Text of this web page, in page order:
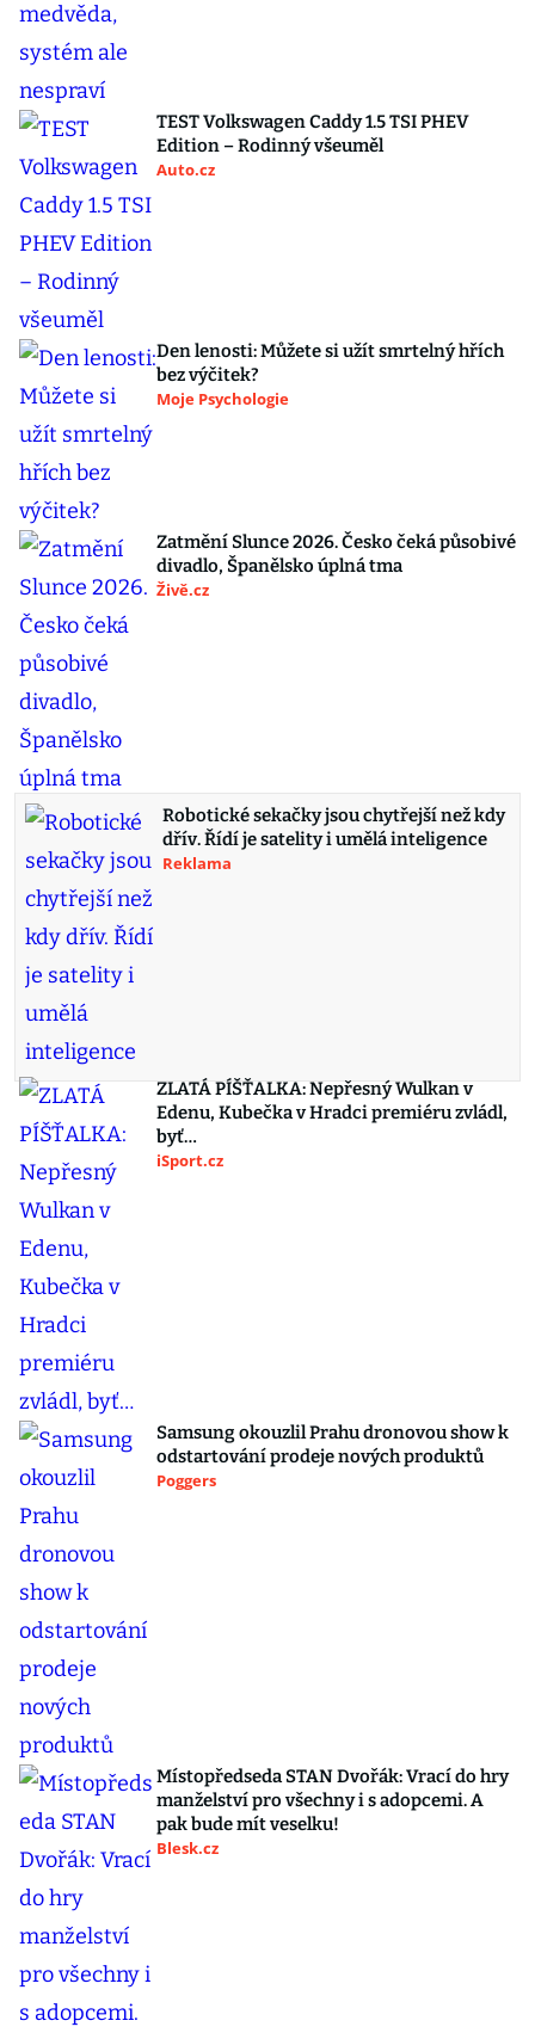
TEST Volkswagen Caddy 1.5 TSI PHEV
Edition – Rodinný všeuměl
Auto.cz
Den lenosti: Můžete si užít smrtelný hřích
bez výčitek?
Moje Psychologie
Zatmění Slunce 2026. Česko čeká působivé
divadlo, Španělsko úplná tma
Živě.cz
Robotické sekačky jsou chytřejší než kdy
dřív. Řídí je satelity i umělá inteligence
Reklama
ZLATÁ PÍŠŤALKA: Nepřesný Wulkan v
Edenu, Kubečka v Hradci premiéru zvládl,
byť…
iSport.cz
Samsung okouzlil Prahu dronovou show k
odstartování prodeje nových produktů
Poggers
Místopředseda STAN Dvořák: Vrací do hry
manželství pro všechny i s adopcemi. A
pak bude mít veselku!
Blesk.cz